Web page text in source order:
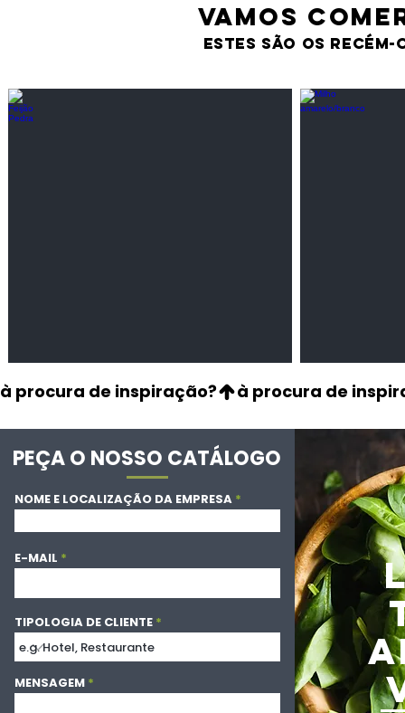
VAMOS
estes são os recém-
Feijão Pedra
Leguminosas
Milho
à procura de inspiração?
PEÇA O NOSSO CATÁLOGO
NOME E LOCALIZAÇÃO DA EMPRESA
E-MAIL
TIPOLOGIA DE CLIENTE
MENSAGEM